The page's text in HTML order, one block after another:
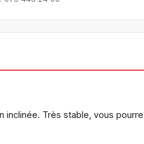
Très stable, vous